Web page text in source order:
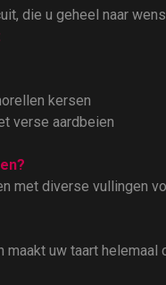
die u geheel naar
kersen
verse aardbeien
met diverse vullingen
maakt uw taart